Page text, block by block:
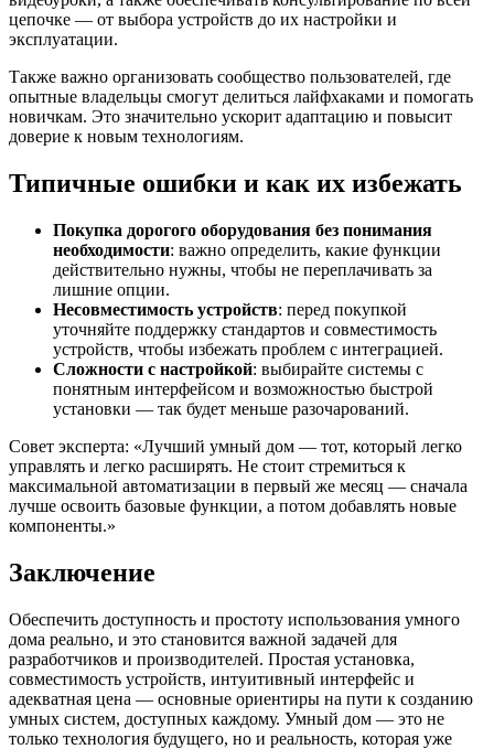
цепочке — от выбора устройств до их настройки и
эксплуатации.
Также важно организовать сообщество пользователей, где
опытные владельцы смогут делиться лайфхаками и помогать
новичкам. Это значительно ускорит адаптацию и повысит
доверие к новым технологиям.
Типичные ошибки и как их избежать
Покупка дорогого оборудования без понимания
необходимости: важно определить, какие функции
действительно нужны, чтобы не переплачивать за
лишние опции.
Несовместимость устройств: перед покупкой
уточняйте поддержку стандартов и совместимость
устройств, чтобы избежать проблем с интеграцией.
Сложности с настройкой: выбирайте системы с
понятным интерфейсом и возможностью быстрой
установки — так будет меньше разочарований.
Совет эксперта: «Лучший умный дом — тот, который легко
управлять и легко расширять. Не стоит стремиться к
максимальной автоматизации в первый же месяц — сначала
лучше освоить базовые функции, а потом добавлять новые
компоненты.»
Заключение
Обеспечить доступность и простоту использования умного
дома реально, и это становится важной задачей для
разработчиков и производителей. Простая установка,
совместимость устройств, интуитивный интерфейс и
адекватная цена — основные ориентиры на пути к созданию
умных систем, доступных каждому. Умный дом — это не
только технология будущего, но и реальность, которая уже